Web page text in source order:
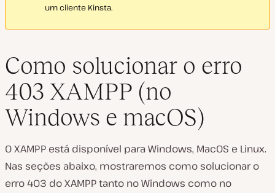
um cliente Kinsta.
Como solucionar o erro
403 XAMPP (no
Windows e macOS)
O XAMPP está disponível para Windows, MacOS e Linux.
Nas seções abaixo, mostraremos como solucionar o
erro 403 do XAMPP tanto no Windows como no